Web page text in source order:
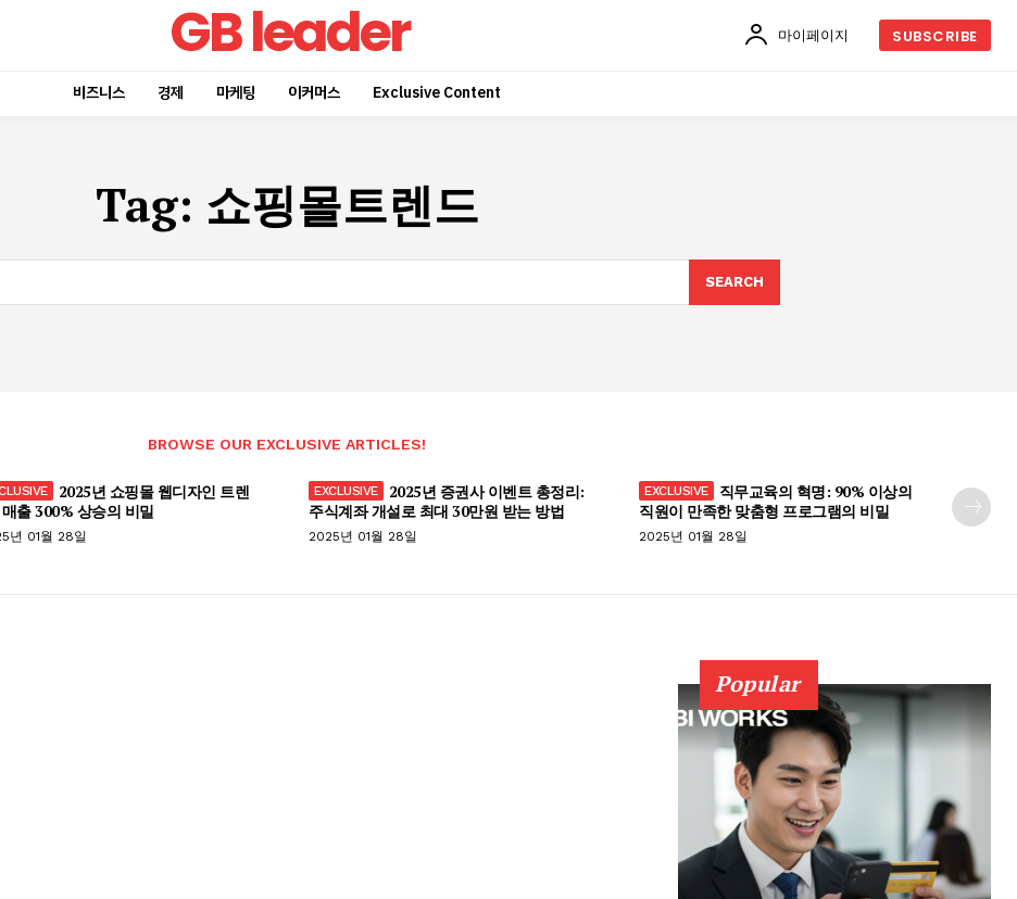
GB leader 마이페이지 SUBSCRIBE
비즈니스 경제 마케팅 이커머스 Exclusive Content
Tag: 쇼핑몰트렌드
SEARCH
BROWSE OUR EXCLUSIVE ARTICLES!
2025년 쇼핑몰 웹디자인 트렌
출 300% 상승의 비밀
년 01월 28일
2025년 증권사 이벤트 총정리:
주식계좌 개설로 최대 30만원 받는 방법
2025년 01월 28일
직무교육의 혁명: 90% 이상의
직원이 만족한 맞춤형 프로그램의 비밀
2025년 01월 28일
Popular